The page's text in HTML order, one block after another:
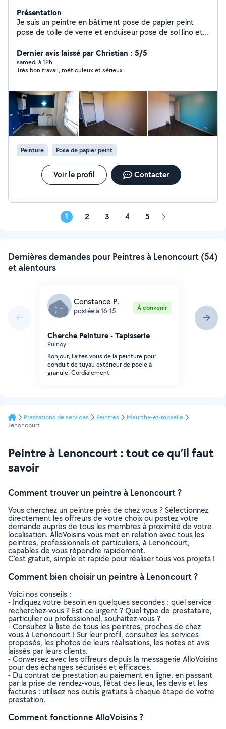
Présentation
Je suis un peintre en bâtiment pose de papier peint
pose de toile de verre et enduiseur pose de sol lino et
travail et sérieux
Dernier avis laissé par Christian : 5/5
samedi à 12h
Très bon travail, méticuleux et sérieux
Peinture Pose de papier peint
Voir le profil Contacter
1 2 3 4 5 Page
Dernières demandes pour Peintres à Lenoncourt (54)
et alentours
Constance P.
postée à 16:15 À convenir
Cherche Peinture - Tapisserie
Pulnoy
Bonjour, Faites vous de la peinture pour
conduit de tuyau extérieur de poele à
granule. Cordialement
Prestations de services Peintres
Meurthe-et-moselle
Lenoncourt
Peintre à Lenoncourt : tout ce qu’il faut
savoir
Comment trouver un peintre à Lenoncourt ?
Vous cherchez un peintre près de chez vous ? Sélectionnez
directement les offreurs de votre choix ou postez votre
demande auprès de tous les membres à proximité de votre
localisation. AlloVoisins vous met en relation avec tous les
peintres, professionnels et particuliers, à Lenoncourt,
capables de vous répondre rapidement.
C’est gratuit, simple et rapide pour réaliser tous vos projets !
Comment bien choisir un peintre à Lenoncourt ?
Voici nos conseils :
- Indiquez votre besoin en quelques secondes : quel service
recherchez-vous ? Est-ce urgent ? Quel type de prestataire,
particulier ou professionnel, souhaitez-vous ?
- Consultez la liste de tous les peintres, proches de chez
vous à Lenoncourt ! Sur leur profil, consultez les services
proposés, les photos de leurs réalisations, les notes et avis
laissés par leurs clients.
- Conversez avec les offreurs depuis la messagerie AlloVoisins
pour des échanges sécurisés et efficaces.
- Du contrat de prestation au paiement en ligne, en passant
par la prise de rendez-vous, l’état des lieux, les devis et les
factures : utilisez nos outils gratuits à chaque étape de votre
prestation.
Comment fonctionne AlloVoisins ?